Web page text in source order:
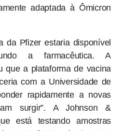
(USP). Ele lembra que
e a aprovação de
adaptada à Ômicron
da Pfizer estaria disponível
a farmacêutica. A
que a plataforma de vacina
com a Universidade de
rapidamente a novas